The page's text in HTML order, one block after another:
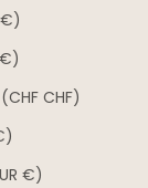
€)
CHF)
€)